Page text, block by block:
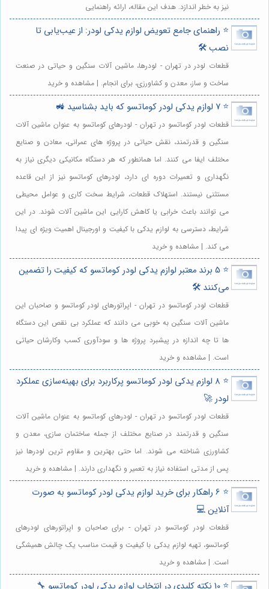
نیز به خطر اندازد. هدف این مقاله، ارائه راهنمایی
⭐️ راهنمای جامع تعویض لوازم یدکی لودر: از عیب‌یابی تا
نصب 🛠️
قطعات لودر در تهران - لودرها، ماشین آلات سنگین و حیاتی در صنعت
ساخت و ساز، معدن و کشاورزی، برای انجام. | مشاهده و خرید
⭐️ 7 لوازم یدکی لودر کوماتسو که باید بشناسید 🚜
قطعات لودر کوماتسو در تهران - لودرهای کوماتسو به عنوان ماشین آلات
سنگین و قدرتمند، نقش حیاتی در پروژه های عمرانی، معادن و صنایع
مختلف ایفا می کنند. اما همانطور که هر دستگاه مکانیکی دیگری نیاز به
نگهداری و تعمیرات دوره ای دارد، لودرهای کوماتسو نیز از این قاعده
مستثنی نیستند. استهلاک قطعات، شرایط سخت کاری و عوامل محیطی
می توانند باعث خرابی یا کاهش کارایی این ماشین آلات شوند. در این
شرایط، دسترسی به لوازم یدکی با کیفیت و اورجینال اهمیت ویژه ای پیدا
می کند. | مشاهده و خرید
⭐️ 5 برند معتبر لوازم یدکی لودر کوماتسو که کیفیت را تضمین
می‌کنند 🛠️
قطعات لودر کوماتسو در تهران - اپراتورهای لودر کوماتسو و صاحبان این
ماشین آلات سنگین به خوبی می دانند که عملکرد بی نقص این دستگاه
ها تا چه اندازه در پیشبرد پروژه ها و سودآوری کسب وکارشان حیاتی
است. | مشاهده و خرید
⭐️ 8 لوازم یدکی لودر کوماتسو پرکاربرد برای بهینه‌سازی عملکرد
لودر 🚀
قطعات لودر کوماتسو در تهران - لودرهای کوماتسو به عنوان ماشین آلات
سنگین و قدرتمند در صنایع مختلف از جمله ساختمان سازی، معدن و
کشاورزی شناخته می شوند. اما حتی بهترین و مقاوم ترین لودرها نیز
پس از مدتی استفاده نیاز به تعمیر و نگهداری دارند. | مشاهده و خرید
⭐️ 6 راهکار برای خرید لوازم یدکی لودر کوماتسو به صورت
آنلاین 💻
قطعات لودر کوماتسو در تهران - برای صاحبان و اپراتورهای لودرهای
کوماتسو، تهیه لوازم یدکی با کیفیت و قیمت مناسب یک چالش همیشگی
است. | مشاهده و خرید
⭐️ 10 نکته کلیدی در انتخاب لوازم یدکی لودر کوماتسو 🔧